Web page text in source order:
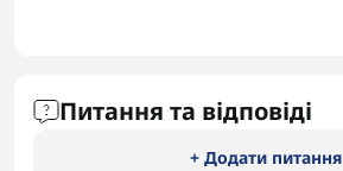
Питання та відповіді
+ Додати питання